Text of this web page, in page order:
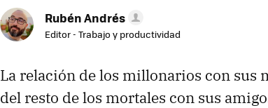
Rubén Andrés
Editor - Trabajo y productividad
La relación de los millonarios con sus
del resto de los mortales con sus